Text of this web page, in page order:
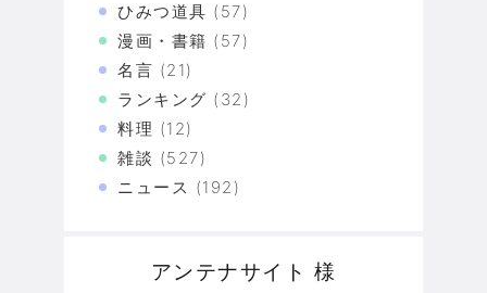
ひみつ道具 (57)
漫画・書籍 (57)
名言 (21)
ランキング (32)
料理 (12)
雑談 (527)
ニュース (192)
アンテナサイト 様